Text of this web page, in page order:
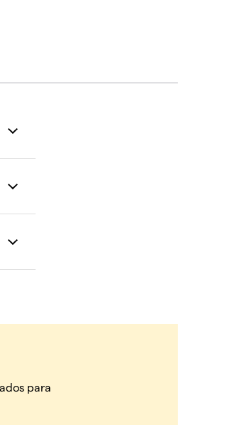
para